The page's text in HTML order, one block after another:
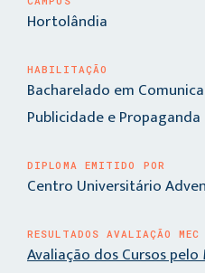
Hortolândia
HABILITAÇÃO
Bacharelado em
Publicidade e Propaganda
DIPLOMA EMITIDO POR
Centro Universitário
RESULTADOS AVALIAÇÃO MEC
Avaliação dos Cursos pelo